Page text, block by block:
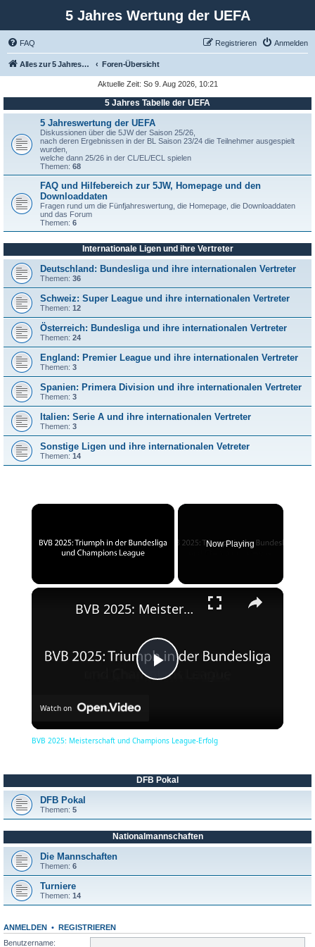
5 Jahres Wertung der UEFA
FAQ Anmelden
Registrieren
Alles zur 5 Jahreswertung / Tabelle der UEFA mit vielen Statistiken. Foren-Übersicht
Aktuelle Zeit: So 9. Aug 2026, 10:21
5 Jahres Tabelle der UEFA
5 Jahreswertung der UEFA
Diskussionen über die 5JW der Saison 25/26,
nach deren Ergebnissen in der BL Saison 23/24 die Teilnehmer ausgespielt
wurden,
welche dann 25/26 in der CL/EL/ECL spielen
Themen: 68
FAQ und Hilfebereich zur 5JW, Homepage und den
Downloaddaten
Fragen rund um die Fünfjahreswertung, die Homepage, die Downloaddaten
und das Forum
Themen: 6
Internationale Ligen und ihre Vertreter
Deutschland: Bundesliga und ihre internationalen Vertreter
Themen: 36
Schweiz: Super League und ihre internationalen Vertreter
Themen: 12
Österreich: Bundesliga und ihre internationalen Vertreter
Themen: 24
England: Premier League und ihre internationalen Vertreter
Themen: 3
Spanien: Primera Division und ihre internationalen Vertreter
Themen: 3
Italien: Serie A und ihre internationalen Vertreter
Themen: 3
Sonstige Ligen und ihre internationalen Vetreter
Themen: 14
×
Now Playing
×
P
V
d
BVB 2025: Meisterschaft und Champions League-Erfolg
Watch on
BVB 2025: Meisterschaft und Champions League-Erfolg
DFB Pokal
DFB Pokal
Themen: 5
Nationalmannschaften
Die Mannschaften
Themen: 6
Turniere
Themen: 14
ANMELDEN •
REGISTRIEREN
Benutzername: